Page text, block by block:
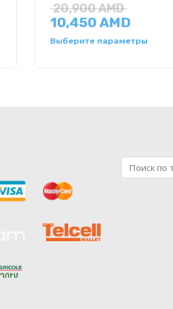
20,900AMD
10,450 AMD
Выберите параметры